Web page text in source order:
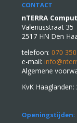
CONTACT
nTERRA
Valeriusstraat 35
2517 HN Den
telefoon: 070
e-mail:
Algemene
KvK Haaglanden:
Openingstijden: